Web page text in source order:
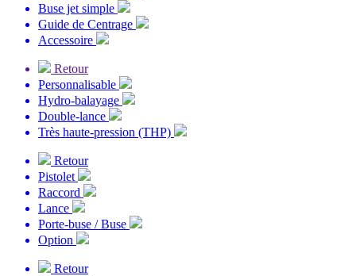
Buse jet simple
Guide de Centrage
Accessoire
Retour
Personnalisable
Hydro-balayage
Double-lance
Très haute-pression (THP)
Retour
Pistolet
Raccord
Lance
Porte-buse / Buse
Option
Retour